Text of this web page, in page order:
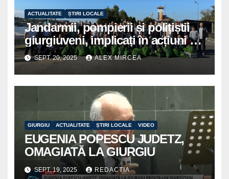
ACTUALITATE ȘTIRI LOCALE
Jandarmii, pompierii și polițiștii
giurgiuveni, implicați în acțiuni de
voluntariat pentru un oraș mai
curat
SEPT. 20, 2025 ALEX MIRCEA
GIURGIU ACTUALITATE ȘTIRI LOCALE VIDEO
EUGENIA POPESCU JUDETZ,
OMAGIATĂ LA GIURGIU
SEPT. 19, 2025 REDACTIA